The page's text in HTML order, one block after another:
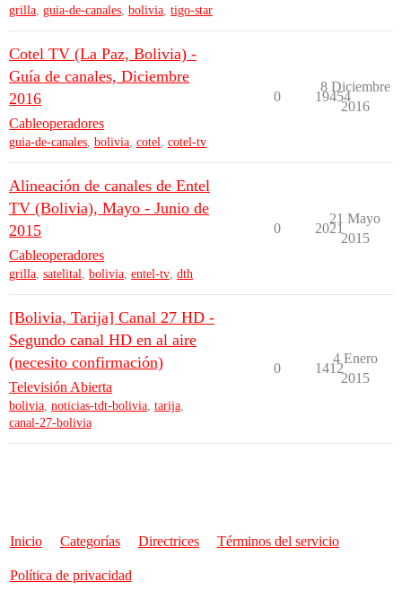
grilla, guia-de-canales, bolivia, tigo-star
Cotel TV (La Paz, Bolivia) -
Guía de canales, Diciembre
2016
Cableoperadores
guia-de-canales, bolivia, cotel, cotel-tv
0 19454
8 Diciembre
2016
Alineación de canales de Entel
TV (Bolivia), Mayo - Junio de
2015
Cableoperadores
grilla, satelital, bolivia, entel-tv, dth
0 2021
21 Mayo
2015
[Bolivia, Tarija] Canal 27 HD -
Segundo canal HD en al aire
(necesito confirmación)
Televisión Abierta
bolivia, noticias-tdt-bolivia, tarija,
canal-27-bolivia
0 1412
4 Enero
2015
Inicio Categorías Directrices Términos del servicio
Política de privacidad